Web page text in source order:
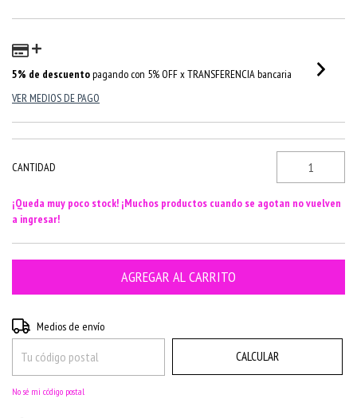
5% de descuentopagando con 5% OFF x TRANSFERENCIA bancaria
VER MEDIOS DE PAGO
CANTIDAD
¡Queda muy poco stock! ¡Muchos productos cuando se agotan no vuelven
a ingresar!
Entregas para el CP:
Medios de envío
CALCULAR
No sé mi código postal